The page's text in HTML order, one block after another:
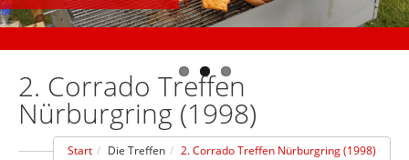
2. Corrado Treffen
Nürburgring (1998)
Start Die Treffen 2. Corrado Treffen Nürburgring (1998)